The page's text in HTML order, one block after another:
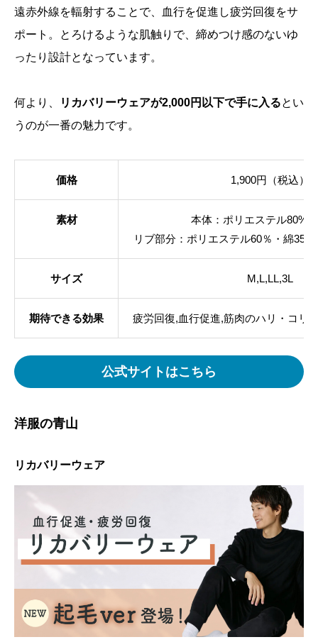
遠赤外線を輻射することで、血行を促進し疲労回復をサ
ポート。とろけるような肌触りで、締めつけ感のないゆ
ったり設計となっています。
何より、 リカバリーウェアが2,000円以下で手に入るとい
うのが一番の魅力です。
価格 1,900円（税込）
素材
本体：ポリエステル80%
リブ部分：ポリエステル60％・綿35
サイズ M,L,LL,3L
期待できる効果 疲労回復,血行促進,筋肉のハリ・コリ
公式サイトはこちら
洋服の青山
リカバリーウェア